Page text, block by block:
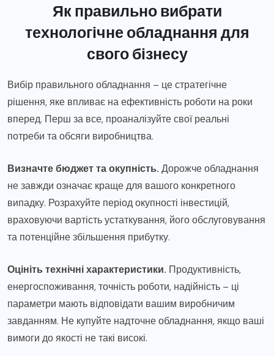
Як правильно вибрати
технологічне обладнання для
свого бізнесу
Вибір правильного обладнання – це стратегічне
рішення, яке впливає на ефективність роботи на роки
вперед. Перш за все, проаналізуйте свої реальні
потреби та обсяги виробництва.
Визначте бюджет та окупність. Дорожче обладнання
не завжди означає краще для вашого конкретного
випадку. Розрахуйте період окупності інвестицій,
враховуючи вартість устаткування, його обслуговування
та потенційне збільшення прибутку.
Оцініть технічні характеристики. Продуктивність,
енергоспоживання, точність роботи, надійність – ці
параметри мають відповідати вашим виробничим
завданням. Не купуйте надточне обладнання, якщо ваші
вимоги до якості не такі високі.